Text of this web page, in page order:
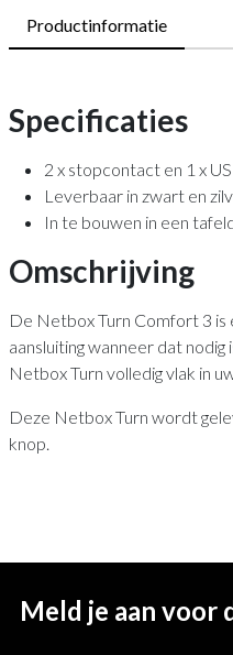
Productinformatie
Specificaties
2 x stopcontact en 1 x
Leverbaar in zwart en
In te bouwen in een
Omschrijving
De Netbox Turn Comfort 3
aansluiting wanneer dat
Netbox Turn volledig vlak in
Deze Netbox Turn wordt
knop.
Meld je aan voor